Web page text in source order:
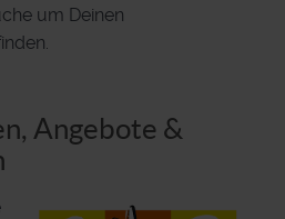
um Deinen
Angebote &